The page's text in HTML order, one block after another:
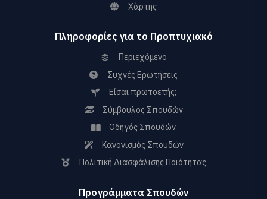
Χάρτης
Πληροφορίες για το Προπτυχιακό
Περιεχόμενο
Συχνές Ερωτήσεις
Είσαι πρωτοετής;
Σύμβουλος Σπουδών
Οδηγός Σπουδών
Κανονισμός Σπουδών
Πολιτική Διασφάλισης Ποιότητας
Προγράμματα Σπουδών